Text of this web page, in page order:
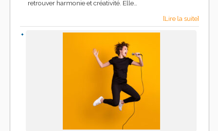
retrouver harmonie et créativité. Elle…
[Lire la suite]